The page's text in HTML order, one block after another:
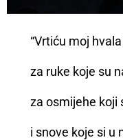
“Vrtiću moj
za ruke koje su
za osmijehe koji
i snove koje si u